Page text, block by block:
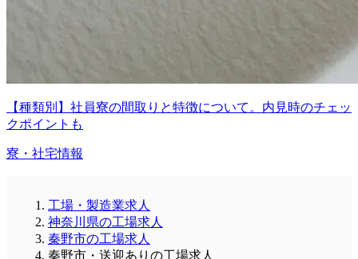
【種類別】社員寮の間取りと特徴について。内見時のチェッ
クポイントも
寮・社宅情報
工場・製造業求人
神奈川県の工場求人
秦野市の工場求人
秦野市・送迎ありの工場求人